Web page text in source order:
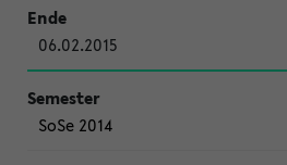
06.02.2015
SoSe 2014